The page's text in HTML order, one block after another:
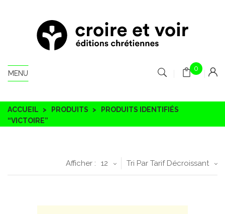
MENU
0
ACCUEIL PRODUITS
PRODUITS IDENTIFIÉS
“VICTOIRE”
Tri Par Tarif Décroissant
Afficher : 12